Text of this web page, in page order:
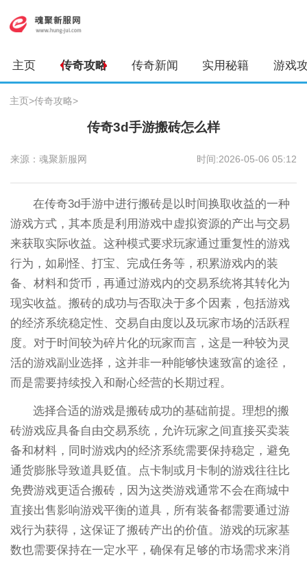
主页 传奇攻略 传奇新闻 实用秘籍 游戏
主页>传奇攻略>
传奇3d手游搬砖怎么样
来源：魂聚新服网 时间:2026-05-06 05:12
在传奇3d手游中进行搬砖是以时间换取收益的一种
游戏方式，其本质是利用游戏中虚拟资源的产出与交易
来获取实际收益。这种模式要求玩家通过重复性的游戏
行为，如刷怪、打宝、完成任务等，积累游戏内的装
备、材料和货币，再通过游戏内的交易系统将其转化为
现实收益。搬砖的成功与否取决于多个因素，包括游戏
的经济系统稳定性、交易自由度以及玩家市场的活跃程
度。对于时间较为碎片化的玩家而言，这是一种较为灵
活的游戏副业选择，这并非一种能够快速致富的途径，
而是需要持续投入和耐心经营的长期过程。
选择合适的游戏是搬砖成功的基础前提。理想的搬
砖游戏应具备自由交易系统，允许玩家之间直接买卖装
备和材料，同时游戏内的经济系统需要保持稳定，避免
通货膨胀导致道具贬值。点卡制或月卡制的游戏往往比
免费游戏更适合搬砖，因为这类游戏通常不会在商城中
直接出售影响游戏平衡的道具，所有装备都需要通过游
戏行为获得，这保证了搬砖产出的价值。游戏的玩家基
数也需要保持在一定水平，确保有足够的市场需求来消